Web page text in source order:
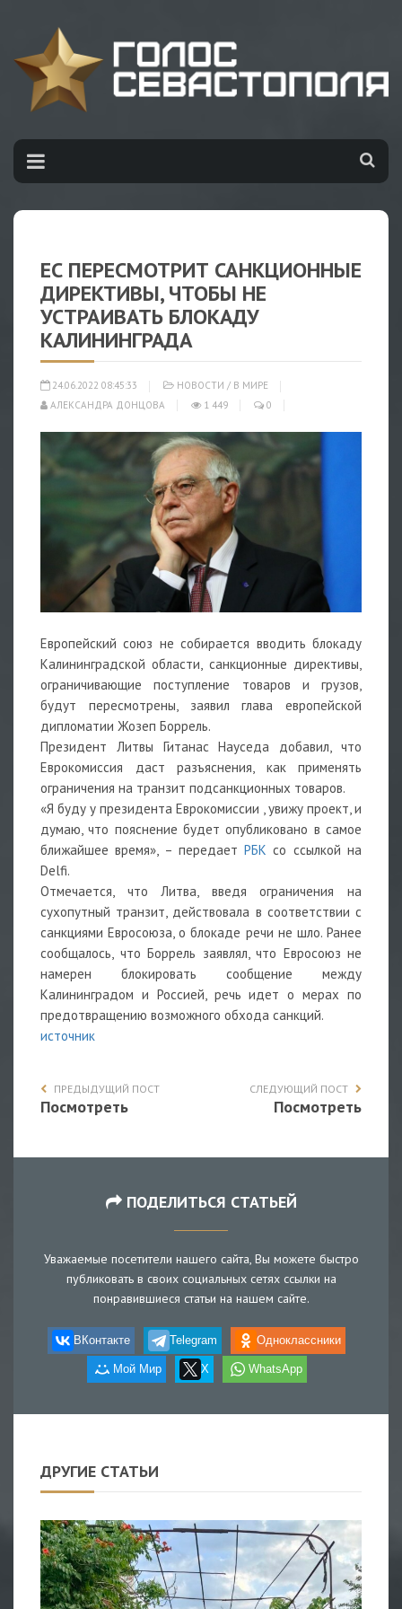
ЕС ПЕРЕСМОТРИТ САНКЦИОННЫЕ
ДИРЕКТИВЫ, ЧТОБЫ НЕ
УСТРАИВАТЬ БЛОКАДУ
КАЛИНИНГРАДА
24.06.2022 08:45:33 НОВОСТИ / В МИРЕ
АЛЕКСАНДРА ДОНЦОВА
1 449 0
Европейский союз не собирается вводить блокаду
Калининградской области, санкционные директивы,
ограничивающие поступление товаров и грузов,
будут пересмотрены, заявил глава европейской
дипломатии Жозеп Боррель.
Президент Литвы Гитанас Науседа добавил, что
Еврокомиссия даст разъяснения, как применять
ограничения на транзит подсанкционных товаров.
«Я буду у президента Еврокомиссии , увижу проект, и
думаю, что пояснение будет опубликовано в самое
ближайшее время», – передает РБК со ссылкой на
Delfi.
Отмечается, что Литва, введя ограничения на
сухопутный транзит, действовала в соответствии с
санкциями Евросоюза, о блокаде речи не шло. Ранее
сообщалось, что Боррель заявлял, что Евросоюз не
намерен блокировать сообщение между
Калининградом и Россией, речь идет о мерах по
предотвращению возможного обхода санкций.
источник
ПРЕДЫДУЩИЙ ПОСТ
Посмотреть
СЛЕДУЮЩИЙ ПОСТ
Посмотреть
ПОДЕЛИТЬСЯ СТАТЬЕЙ
Уважаемые посетители нашего сайта, Вы можете быстро
публиковать в своих социальных сетях ссылки на
понравившиеся статьи на нашем сайте.
ВКонтакте Telegram Одноклассники
Мой Мир X WhatsApp
ДРУГИЕ СТАТЬИ